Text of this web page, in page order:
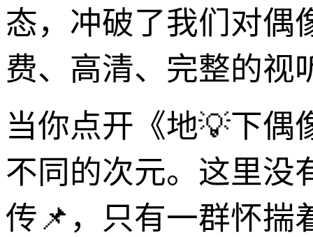
态，冲破了我们对偶
费、高清、完整的视
当你点开《地💡下偶
不同的次元。这里没
传📌，只有一群怀揣